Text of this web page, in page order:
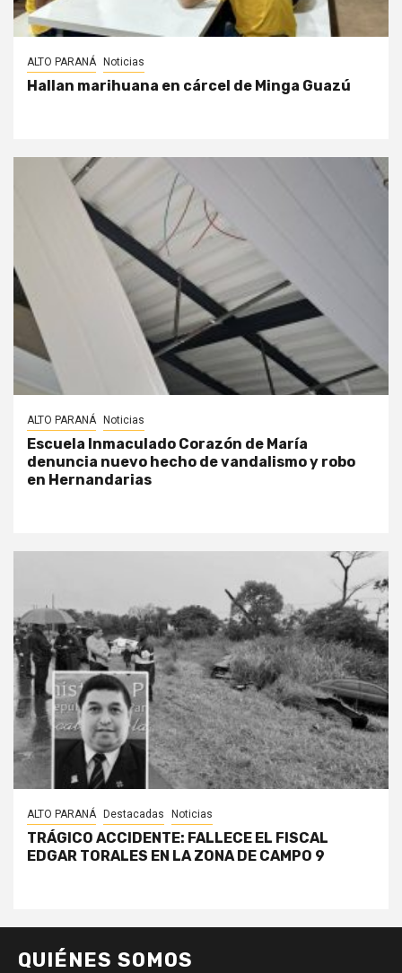
ALTO PARANÁ Noticias
Hallan marihuana en cárcel de Minga Guazú
ALTO PARANÁ Noticias
Escuela Inmaculado Corazón de María
denuncia nuevo hecho de vandalismo y robo
en Hernandarias
ALTO PARANÁ Destacadas Noticias
TRÁGICO ACCIDENTE: FALLECE EL FISCAL
EDGAR TORALES EN LA ZONA DE CAMPO 9
QUIÉNES SOMOS